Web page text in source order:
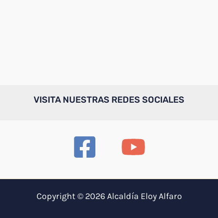
VISITA NUESTRAS REDES SOCIALES
Copyright © 2026 Alcaldía Eloy Alfaro